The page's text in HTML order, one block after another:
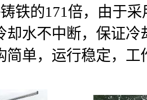
铁的171倍，由于
却水不中断，保证
简单，运行稳定，工